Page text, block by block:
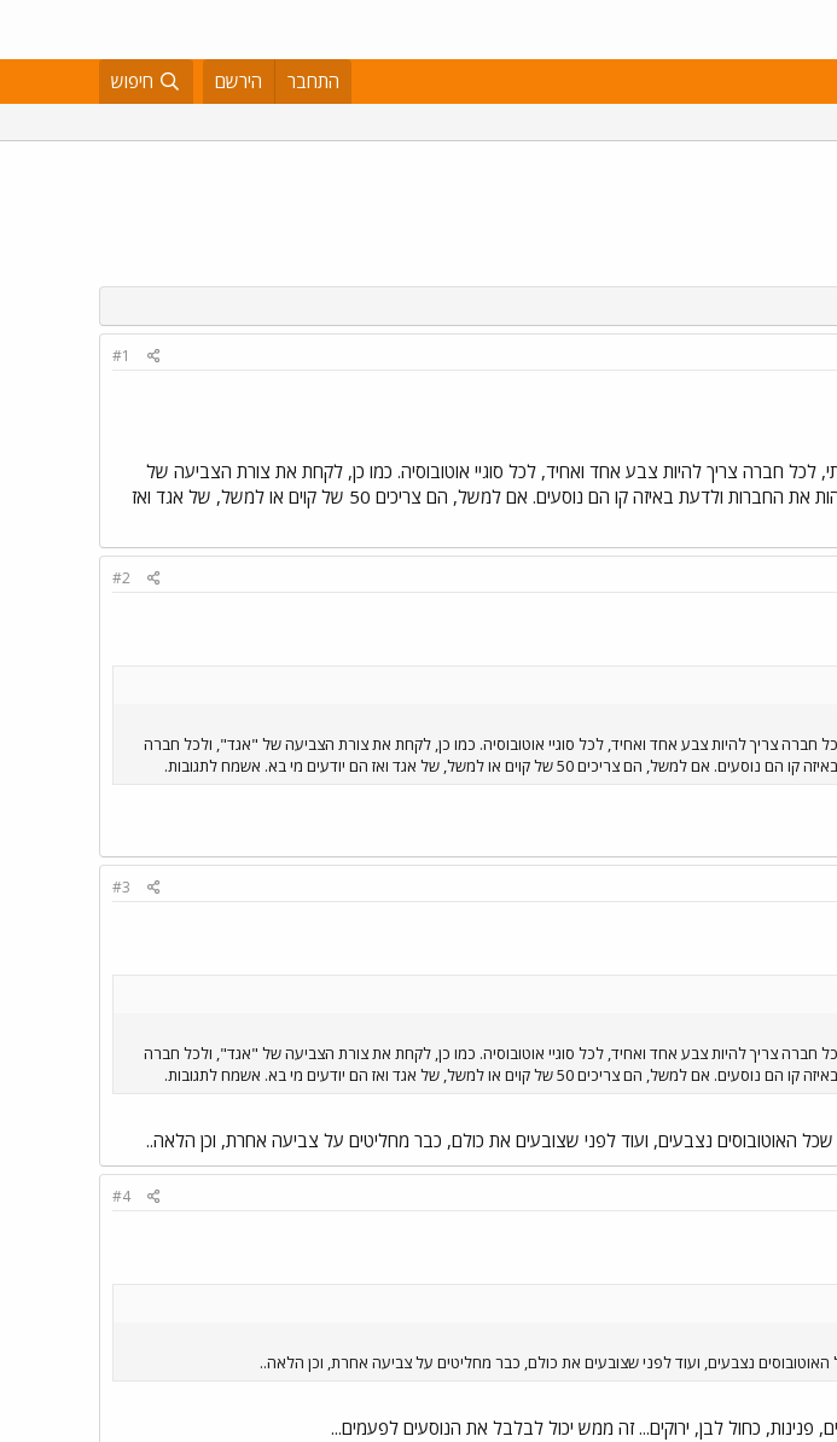
התחבר הירשם חיפוש
#1
לכל חברה צריך להיות צבע אחד ואחיד, לכל סוגיי אוטובוסיה. כמו כן, לקחת את צורת הצביעה של
"אגד", ולכל חברה הסגנון הנ"ל רק בצבע אחר. זה יקל על הנוסעים לזהות את החברות ולדעת באיזה קו הם נוסעים. אם למשל, הם צריכים 50 של קוים או למשל, של אגד ואז
#2
חברה צריך להיות צבע אחד ואחיד, לכל סוגיי אוטובוסיה. כמו כן, לקחת את צורת הצביעה של "אגד", ולכל חברה
של קוים או למשל, של אגד ואז הם יודעים מי בא. אשמח לתגובות.
#3
חברה צריך להיות צבע אחד ואחיד, לכל סוגיי אוטובוסיה. כמו כן, לקחת את צורת הצביעה של "אגד", ולכל חברה
של קוים או למשל, של אגד ואז הם יודעים מי בא. אשמח לתגובות.
האוטובוסים נצבעים, ועוד לפני שצובעים את כולם, כבר מחליטים על צביעה אחרת, וכן הלאה..
#4
נצבעים, ועוד לפני שצובעים את כולם, כבר מחליטים על צביעה אחרת, וכן הלאה..
כחול לבן, ירוקים... זה ממש יכול לבלבל את הנוסעים לפעמים...